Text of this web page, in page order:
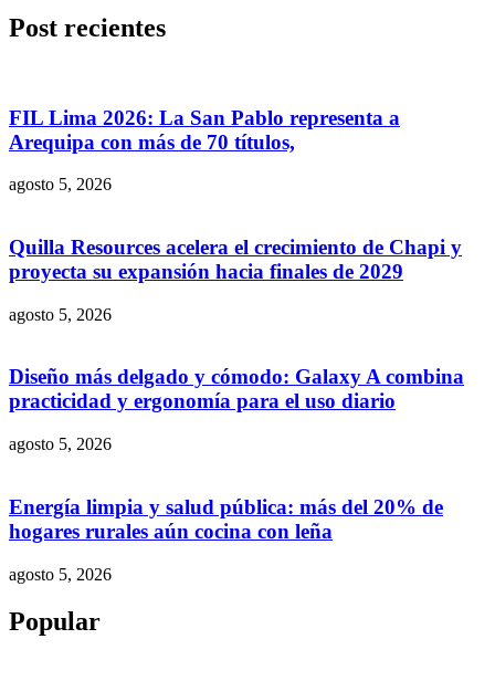
Post recientes
FIL Lima 2026: La San Pablo representa a
Arequipa con más de 70 títulos,
agosto 5, 2026
Quilla Resources acelera el crecimiento de Chapi y
proyecta su expansión hacia finales de 2029
agosto 5, 2026
Diseño más delgado y cómodo: Galaxy A combina
practicidad y ergonomía para el uso diario
agosto 5, 2026
Energía limpia y salud pública: más del 20% de
hogares rurales aún cocina con leña
agosto 5, 2026
Popular